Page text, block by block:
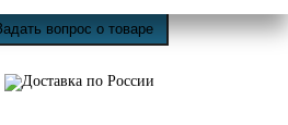
вопрос о товаре
Доставка по России